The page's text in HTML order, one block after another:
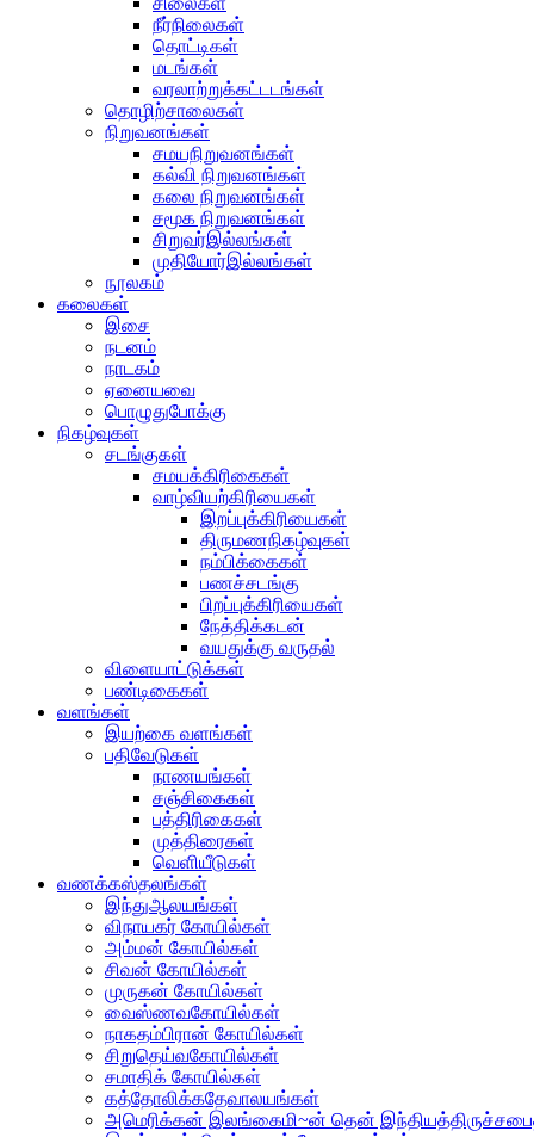
நீர்நிலைகள்
தொட்டிகள்
மடங்கள்
வரலாற்றுக்கட்டடங்கள்
தொழிற்சாலைகள்
நிறுவனங்கள்
சமயநிறுவனங்கள்
கல்வி நிறுவனங்கள்
கலை நிறுவனங்கள்
சமூக நிறுவனங்கள்
சிறுவர்இல்லங்கள்
முதியோர்இல்லங்கள்
நூலகம்
கலைகள்
இசை
நடனம்
நாடகம்
ஏனையவை
பொழுதுபோக்கு
நிகழ்வுகள்
சடங்குகள்
சமயக்கிரிகைகள்
வாழ்வியற்கிரியைகள்
இறப்புக்கிரியைகள்
திருமணநிகழ்வுகள்
நம்பிக்கைகள்
பணச்சடங்கு
பிறப்புக்கிரியைகள்
நேத்திக்கடன்
வயதுக்கு வருதல்
விளையாட்டுக்கள்
பண்டிகைகள்
வளங்கள்
இயற்கை வளங்கள்
பதிவேடுகள்
நாணயங்கள்
சஞ்சிகைகள்
பத்திரிகைகள்
முத்திரைகள்
வெளியீடுகள்
வணக்கஸ்தலங்கள்
இந்துஆலயங்கள்
விநாயகர் கோயில்கள்
அம்மன் கோயில்கள்
சிவன் கோயில்கள்
முருகன் கோயில்கள்
வைஸ்ணவகோயில்கள்
நாகதம்பிரான் கோயில்கள்
சிறுதெய்வகோயில்கள்
சமாதிக் கோயில்கள்
கத்தோலிக்கதேவாலயங்கள்
அமெரிக்கன் இலங்கைமி~ன் தென்